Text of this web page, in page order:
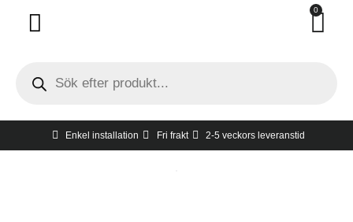
0
Enkel installation Fri frakt 2-5 veckors leveranstid